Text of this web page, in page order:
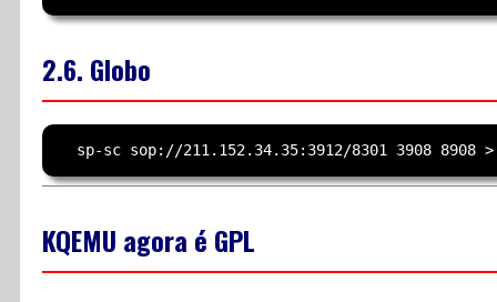
2.6. Globo
KQEMU agora é GPL